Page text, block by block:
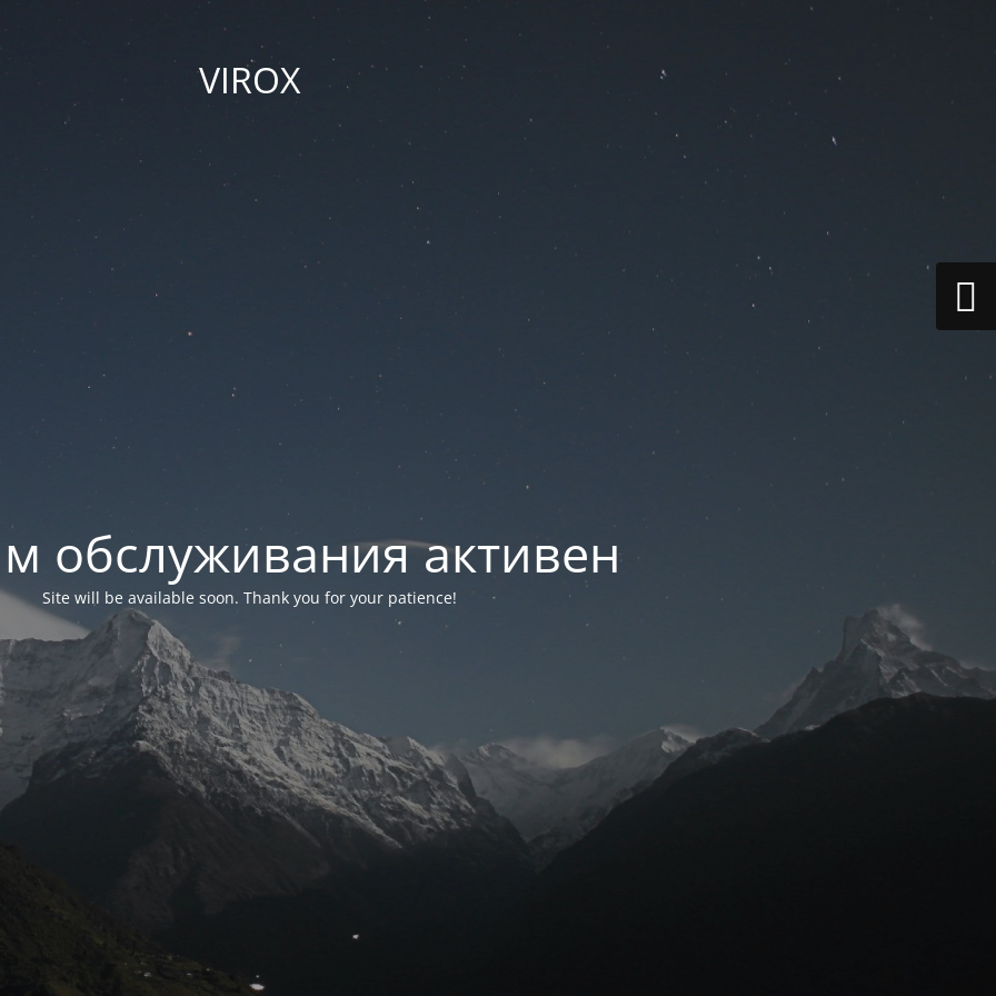
VIROX
обслуживания активен
Site will be available soon. Thank you for your patience!